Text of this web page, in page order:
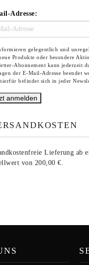
Adresse:
gelegentlich und
Produkte oder besondere
Abonnement kann jederzeit
der E-Mail-Adresse beendet
befindet sich in jeder
Lieferung ab
von 200,00 €.